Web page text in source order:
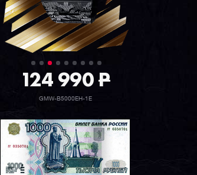
124 990P
GMW-B5000EH-1E